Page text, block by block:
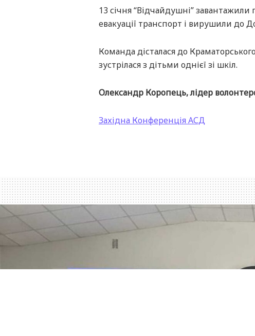
13 січня “Відчайдушні”
евакуації транспорт і вирушили до
Команда дісталася до
зустрілася з дітьми однієї зі шкіл.
Олександр Коропець, лідер
Західна Конференція АСД